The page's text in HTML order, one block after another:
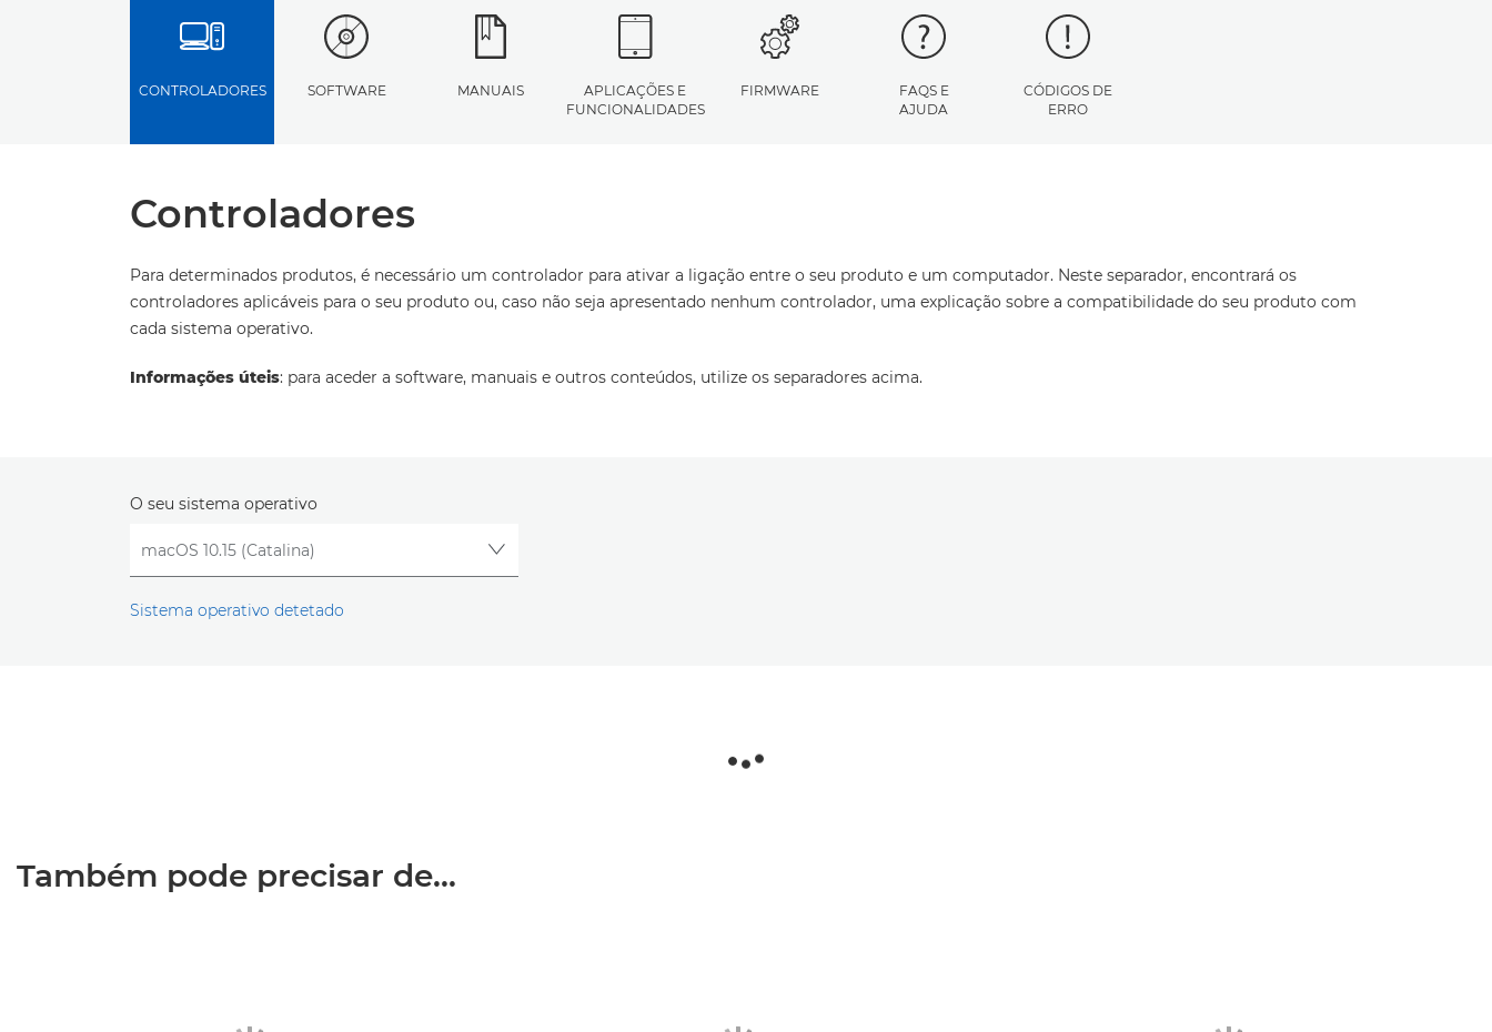
CONTROLADORES SOFTWARE MANUAIS
APLICAÇÕES E
FUNCIONALIDADES
FIRMWARE
FAQS E
AJUDA
CÓDIGOS DE
ERRO
Controladores
Para determinados produtos, é necessário um controlador para ativar a ligação entre o seu produto e um computador. Neste separador, encontrará os
controladores aplicáveis para o seu produto ou, caso não seja apresentado nenhum controlador, uma explicação sobre a compatibilidade do seu produto com
cada sistema operativo.
Informações úteis: para aceder a software, manuais e outros conteúdos, utilize os separadores acima.
O seu sistema operativo
Sistema operativo detetado
Também pode precisar de...